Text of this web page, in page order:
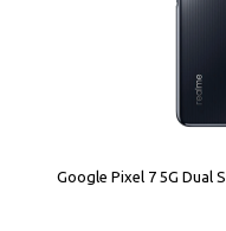
Google Pixel 7 5G Dual